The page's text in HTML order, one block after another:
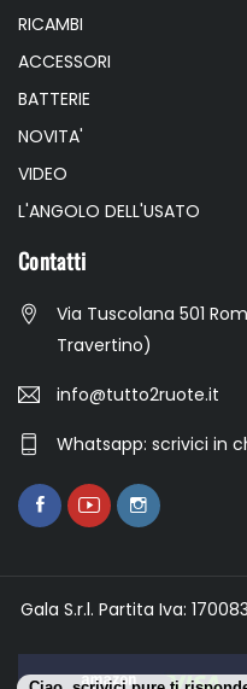
RICAMBI
ACCESSORI
BATTERIE
NOVITA'
VIDEO
L'ANGOLO DELL'USATO
Contatti
Via Tuscolana 501
Travertino)
info@tutto2ruote.it
Whatsapp: scrivici in
Gala S.r.l. Partita Iva: